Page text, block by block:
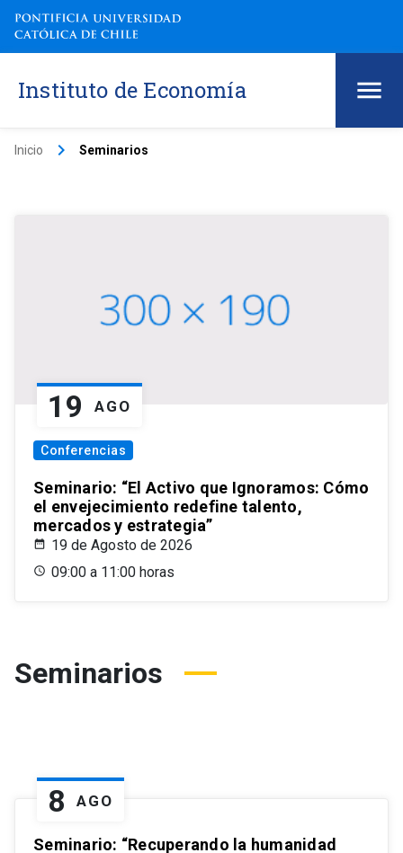
Instituto de Economía
Inicio keyboard_arrow_right Seminarios
19 AGO
Conferencias
Seminario: “El Activo que Ignoramos: Cómo
el envejecimiento redefine talento,
mercados y estrategia”
19 de Agosto de 2026
09:00 a 11:00 horas
Seminarios
8 AGO
Seminario: “Recuperando la humanidad